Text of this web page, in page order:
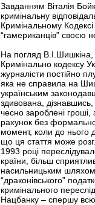
Завданням Віталія
кримінальну
Кримінальному Кодексі
“гамериканців” своєю
На погляд
Кримінально кодексу
журналісти постійно
яка не справила на
українським
здивована,
чесно зароблені
рахунок без
момент, коли до нього
що ця стаття може
1993 році
країни, більш
насильницьким шляхом
“драконівського”
кримінального
Нацбанку – спершу